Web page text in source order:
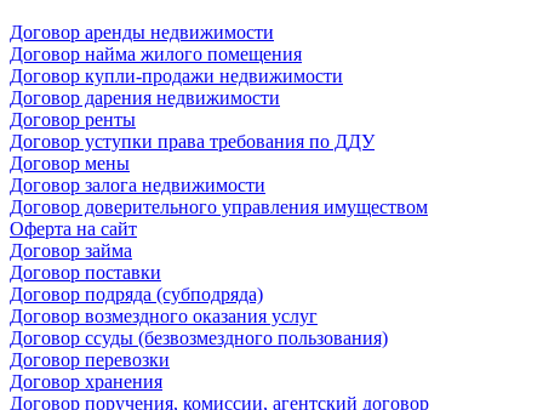
Договор аренды недвижимости
Договор найма жилого помещения
Договор купли-продажи недвижимости
Договор дарения недвижимости
Договор ренты
Договор уступки права требования по ДДУ
Договор мены
Договор залога недвижимости
Договор доверительного управления имуществом
Оферта на сайт
Договор займа
Договор поставки
Договор подряда (субподряда)
Договор возмездного оказания услуг
Договор ссуды (безвозмездного пользования)
Договор перевозки
Договор хранения
Договор поручения, комиссии, агентский договор